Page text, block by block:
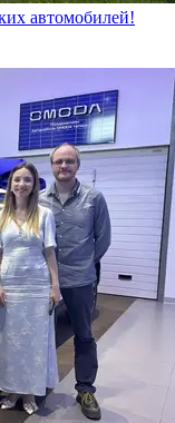
автомобилей!